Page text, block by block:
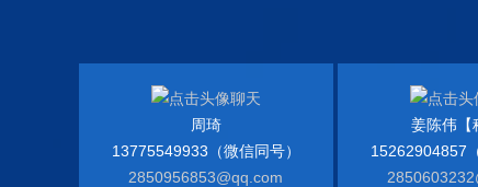
周琦
13775549933（微信同号）
2850956853@qq.com
姜陈伟【
15262904857